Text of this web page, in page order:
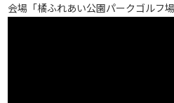
会場「橘ふれあい公園パークゴルフ